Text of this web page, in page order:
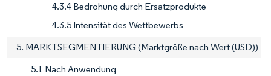
4.3.4 Bedrohung durch Ersatzprodukte
4.3.5 Intensität des Wettbewerbs
5. MARKTSEGMENTIERUNG (Marktgröße nach Wert (USD))
5.1 Nach Anwendung